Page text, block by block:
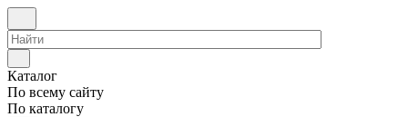
Каталог
По всему сайту
По каталогу